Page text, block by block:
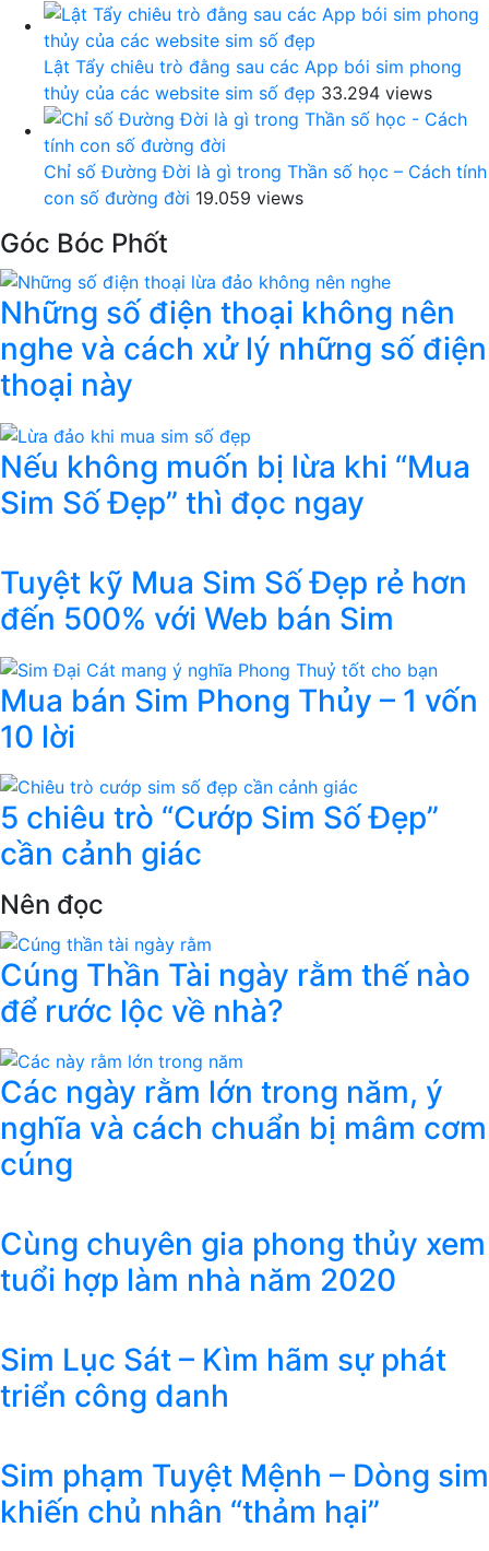
Lật Tẩy chiêu trò đằng sau các App bói sim phong
thủy của các website sim số đẹp 33.294 views
Chỉ số Đường Đời là gì trong Thần số học – Cách tính
con số đường đời 19.059 views
Góc Bóc Phốt
Những số điện thoại không nên
nghe và cách xử lý những số điện
thoại này
Nếu không muốn bị lừa khi “Mua
Sim Số Đẹp” thì đọc ngay
Tuyệt kỹ Mua Sim Số Đẹp rẻ hơn
đến 500% với Web bán Sim
Mua bán Sim Phong Thủy – 1 vốn
10 lời
5 chiêu trò “Cướp Sim Số Đẹp”
cần cảnh giác
Nên đọc
Cúng Thần Tài ngày rằm thế nào
để rước lộc về nhà?
Các ngày rằm lớn trong năm, ý
nghĩa và cách chuẩn bị mâm cơm
cúng
Cùng chuyên gia phong thủy xem
tuổi hợp làm nhà năm 2020
Sim Lục Sát – Kìm hãm sự phát
triển công danh
Sim phạm Tuyệt Mệnh – Dòng sim
khiến chủ nhân “thảm hại”